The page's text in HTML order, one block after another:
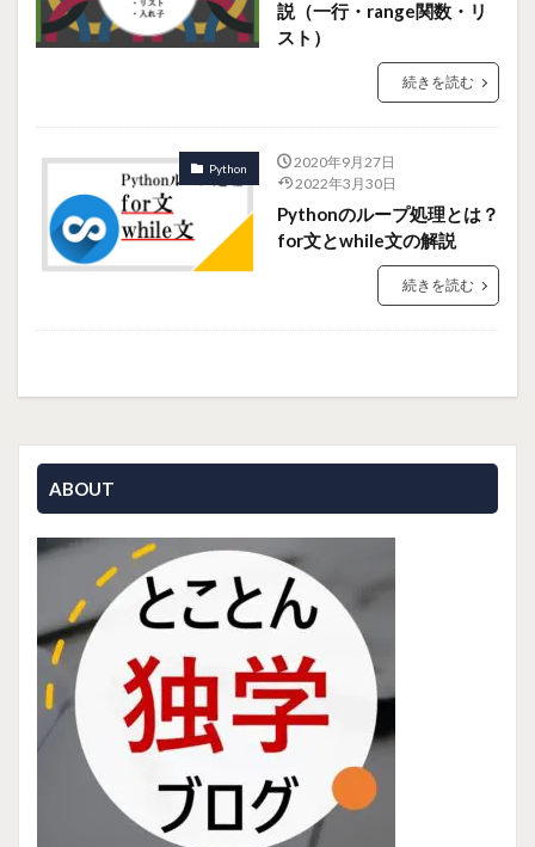
説（一行・range関数・リ
スト）
続きを読む
Python
2020年9月27日
2022年3月30日
Pythonのループ処理とは？
for文とwhile文の解説
続きを読む
ABOUT